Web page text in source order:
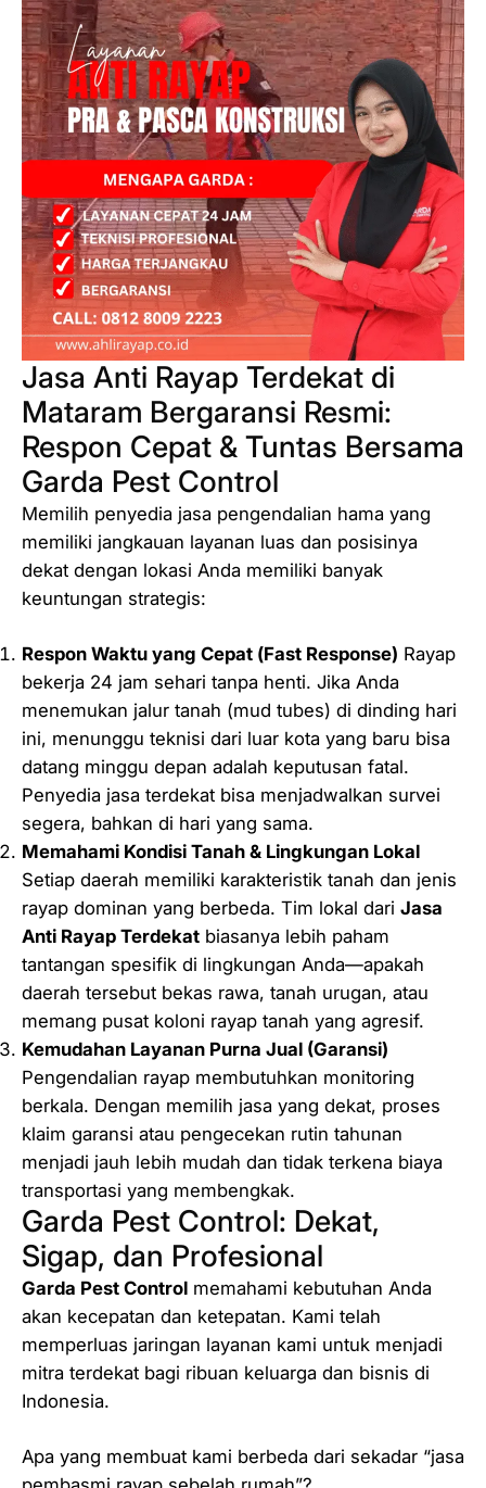
Jasa Anti Rayap Terdekat di
Mataram Bergaransi Resmi:
Respon Cepat & Tuntas Bersama
Garda Pest Control
Memilih penyedia jasa pengendalian hama yang
memiliki jangkauan layanan luas dan posisinya
dekat dengan lokasi Anda memiliki banyak
keuntungan strategis:
Respon Waktu yang Cepat (Fast Response) Rayap
bekerja 24 jam sehari tanpa henti. Jika Anda
menemukan jalur tanah (mud tubes) di dinding hari
ini, menunggu teknisi dari luar kota yang baru bisa
datang minggu depan adalah keputusan fatal.
Penyedia jasa terdekat bisa menjadwalkan survei
segera, bahkan di hari yang sama.
Memahami Kondisi Tanah & Lingkungan Lokal
Setiap daerah memiliki karakteristik tanah dan jenis
rayap dominan yang berbeda. Tim lokal dari Jasa
Anti Rayap Terdekat biasanya lebih paham
tantangan spesifik di lingkungan Anda—apakah
daerah tersebut bekas rawa, tanah urugan, atau
memang pusat koloni rayap tanah yang agresif.
Kemudahan Layanan Purna Jual (Garansi)
Pengendalian rayap membutuhkan monitoring
berkala. Dengan memilih jasa yang dekat, proses
klaim garansi atau pengecekan rutin tahunan
menjadi jauh lebih mudah dan tidak terkena biaya
transportasi yang membengkak.
Garda Pest Control: Dekat,
Sigap, dan Profesional
Garda Pest Control memahami kebutuhan Anda
akan kecepatan dan ketepatan. Kami telah
memperluas jaringan layanan kami untuk menjadi
mitra terdekat bagi ribuan keluarga dan bisnis di
Indonesia.
Apa yang membuat kami berbeda dari sekadar “jasa